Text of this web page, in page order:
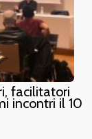
facilitatori
incontri il 10